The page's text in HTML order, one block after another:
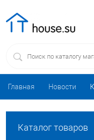
Главная Новости
Каталог товаров